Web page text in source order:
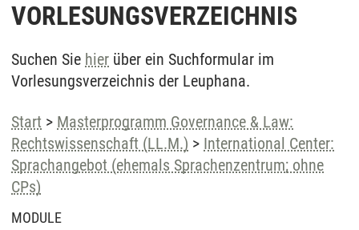
VORLESUNGSVERZEICHNIS
Suchen Sie hier über ein Suchformular im
Vorlesungsverzeichnis der Leuphana.
Start > Masterprogramm Governance & Law:
Rechtswissenschaft (LL.M.) > International Center:
Sprachangebot (ehemals Sprachenzentrum; ohne
CPs)
MODULE